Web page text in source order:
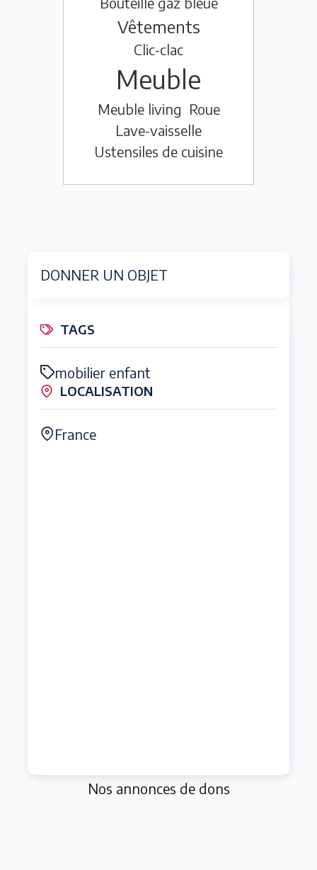
Vêtements
Clic-clac
Meuble
Meuble living Roue
Lave-vaisselle
Ustensiles de cuisine
DONNER UN OBJET
TAGS
mobilier enfant
LOCALISATION
France
Nos annonces de dons